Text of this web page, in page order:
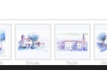
Sisak Split